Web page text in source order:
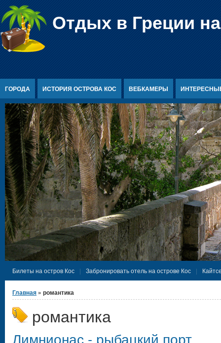
Перейти к содержимомуОтдых в Греции
ГОРОДА ИСТОРИЯ ОСТРОВА КОС ВЕБКАМЕРЫ
Билеты на остров Кос Забронировать отель на острове Кос
Вы здесь
Главная » романтика
романтика
Лимнионас - рыбацкий порт